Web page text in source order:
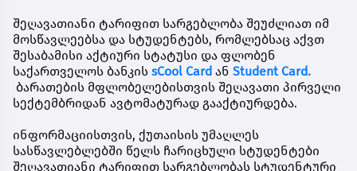
შეღავათიანი ტარიფით სარგებლობა შეუძლიათ იმ
მოსწავლეებსა და სტუდენტებს, რომლებსაც აქვთ
შესაბამისი აქტიური სტატუსი და ფლობენ
საქართველოს ბანკის sCool Card ან Student Card.
ბარათების მფლობელებისთვის შეღავათი პირველი
სექტემბრიდან ავტომატურად გააქტიურდება.
ინფორმაციისთვის, ქუთაისის უმაღლეს
სასწავლებლებში წელს ჩარიცხული სტუდენტები
შეღავათიანი ტარიფით სარგებლობას სტუდენტური